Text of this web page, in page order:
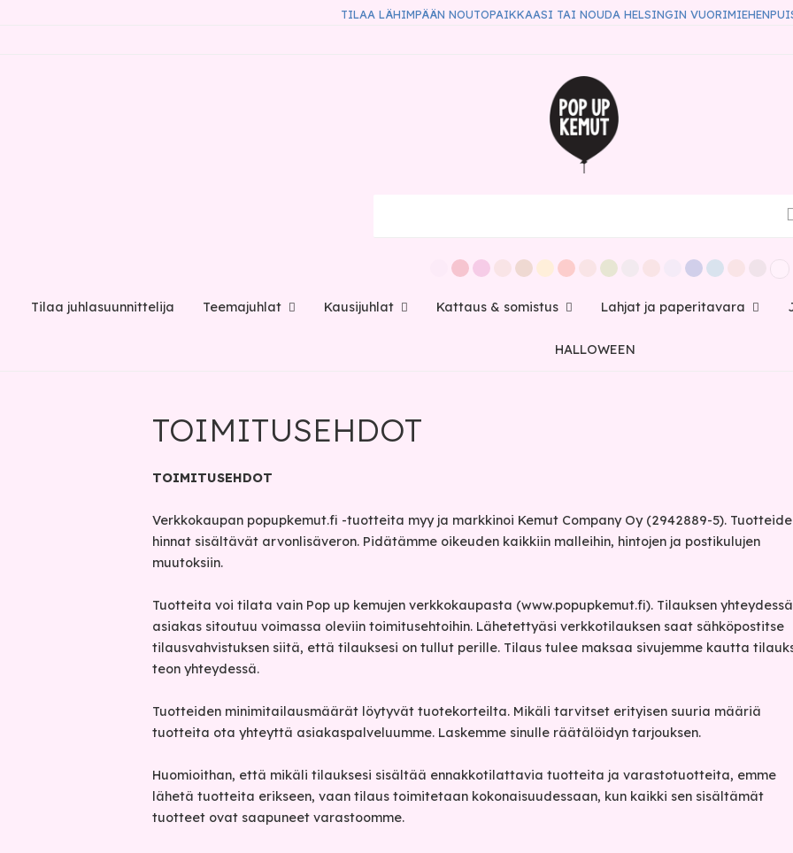
TILAA LÄHIMPÄÄN NOUTOPAIKKAASI TAI NOUDA HELSINGIN
Tilaa juhlasuunnittelija Teemajuhlat Kausijuhlat Kattaus & somistus Lahjat ja paperitavara
HALLOWEEN
TOIMITUSEHDOT
TOIMITUSEHDOT
Verkkokaupan popupkemut.fi -tuotteita myy ja markkinoi Kemut Company Oy (2942889-5).
hinnat sisältävät arvonlisäveron. Pidätämme oikeuden kaikkiin malleihin, hintojen ja postikulujen
muutoksiin.
Tuotteita voi tilata vain Pop up kemujen verkkokaupasta (www.popupkemut.fi). Tilauksen yhteydessä
asiakas sitoutuu voimassa oleviin toimitusehtoihin. Lähetettyäsi verkkotilauksen saat sähköpostitse
tilausvahvistuksen siitä, että tilauksesi on tullut perille. Tilaus tulee maksaa sivujemme kautta
teon yhteydessä.
Tuotteiden minimitailausmäärät löytyvät tuotekorteilta. Mikäli tarvitset erityisen suuria määriä
tuotteita ota yhteyttä asiakaspalveluumme. Laskemme sinulle räätälöidyn tarjouksen.
Huomioithan, että mikäli tilauksesi sisältää ennakkotilattavia tuotteita ja varastotuotteita, emme
lähetä tuotteita erikseen, vaan tilaus toimitetaan kokonaisuudessaan, kun kaikki sen sisältämät
tuotteet ovat saapuneet varastoomme.